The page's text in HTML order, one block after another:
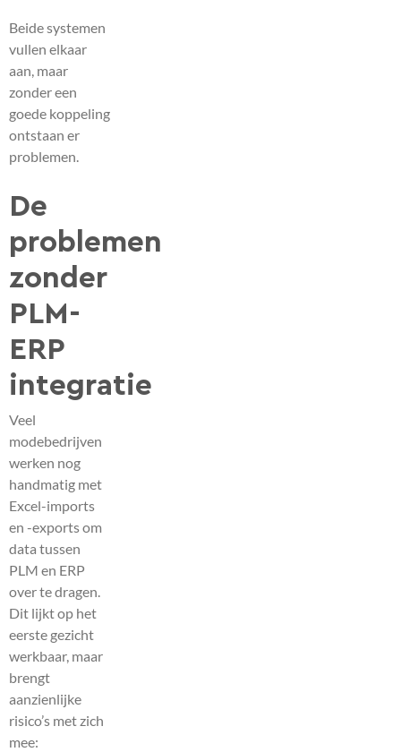
Beide systemen
vullen elkaar
aan, maar
zonder een
goede koppeling
ontstaan er
problemen.
De
problemen
zonder
PLM-
ERP
integratie
Veel
modebedrijven
werken nog
handmatig met
Excel-imports
en -exports om
data tussen
PLM en ERP
over te dragen.
Dit lijkt op het
eerste gezicht
werkbaar, maar
brengt
aanzienlijke
risico’s met zich
mee: